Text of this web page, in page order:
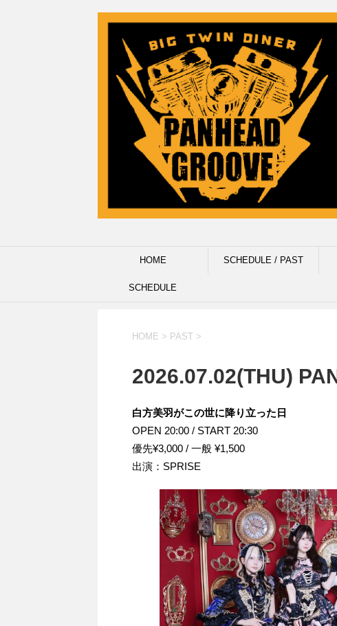
HOME SCHEDULE / PAST
SCHEDULE
HOME > PAST >
2026.07.02(THU)
白方美羽がこの世に降り立った日
OPEN 20:00 / START 20:30
優先¥3,000 / 一般 ¥1,500
出演：SPRISE